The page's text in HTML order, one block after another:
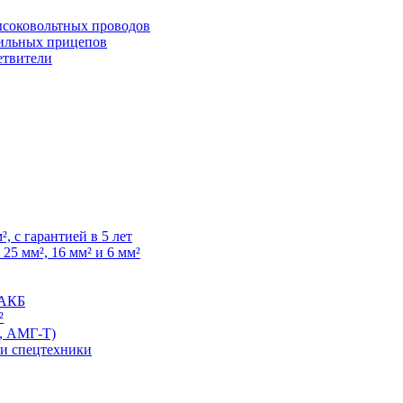
проводов
прицепов
с гарантией в 5 лет
мм², 16 мм² и 6 мм²
АКБ
АМГ-Т)
спецтехники